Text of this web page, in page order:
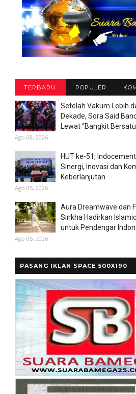
TERBARU POPULER
Setelah Vakum Lebih
Dekade, Sora Said
Lewat “Bangkit
Ago 08, 2026
HUT ke-51,
Sinergi, Inovasi dan
Keberlanjutan
Ago 05, 2026
Aura Dreamwave dan
Sinkha Hadirkan
untuk Pendengar
Ago 05, 2026
PASANG IKLAN SPACE 500X190